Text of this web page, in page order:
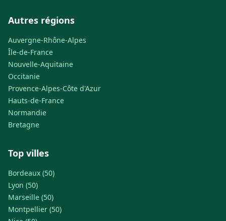
Autres régions
Auvergne-Rhône-Alpes
Île-de-France
Nouvelle-Aquitaine
Occitanie
Provence-Alpes-Côte d'Azur
Hauts-de-France
Normandie
Bretagne
Top villes
Bordeaux (50)
Lyon (50)
Marseille (50)
Montpellier (50)